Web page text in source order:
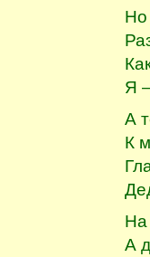
Но
Я
А
К
На
А